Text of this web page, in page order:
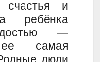
и
ребёнка
—
ее самая
люди